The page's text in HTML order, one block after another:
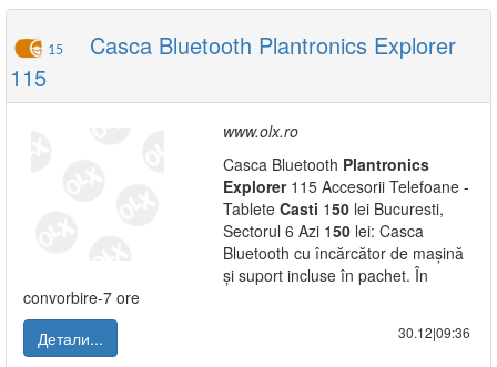
15
Casca Bluetooth Plantronics Explorer
115
www.olx.ro
Casca Bluetooth Plantronics
Explorer115 Accesorii Telefoane -
Tablete Casti 150 lei Bucuresti,
Sectorul 6 Azi 150 lei: Casca
Bluetooth cu încărcător de mașină
și suport incluse în pachet. În
convorbire-7 ore
Детали...
30.12|09:36